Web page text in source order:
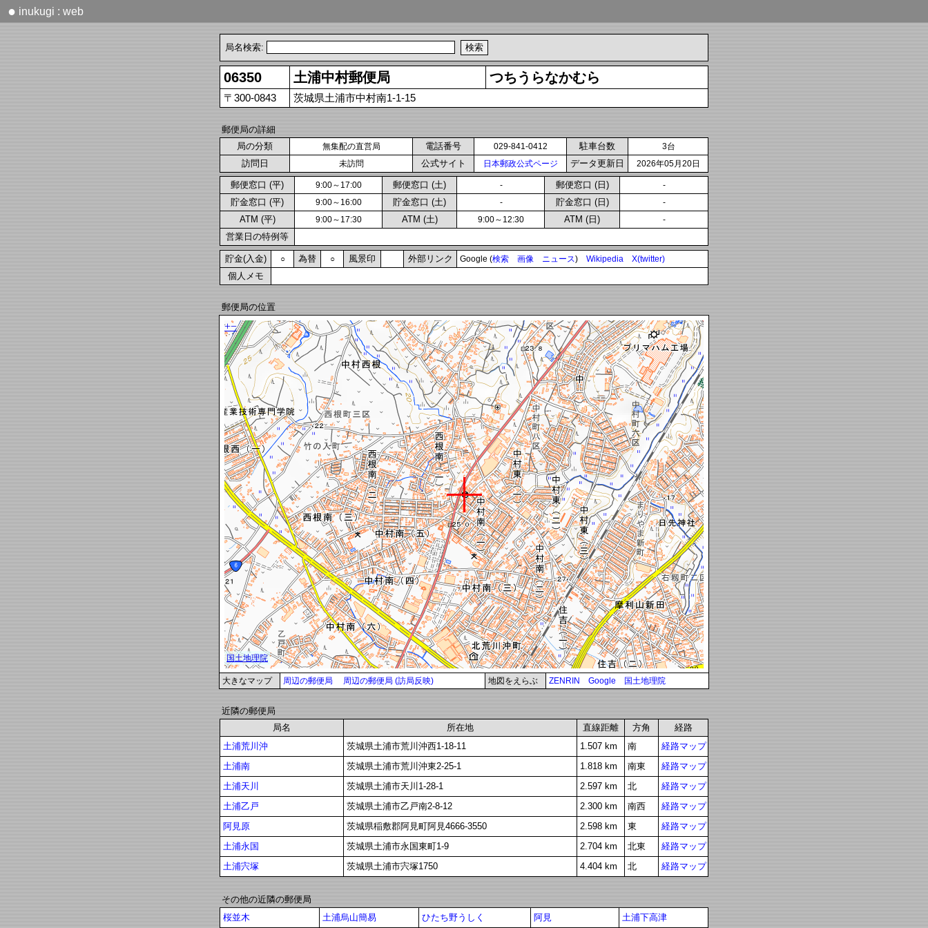
● inukugi : web
局名検索:
06350 土浦中村郵便局 つちうらなかむら
〒300-0843 茨城県土浦市中村南1-1-15
郵便局の詳細
局の分類
無集配の直営局 電話番号 029-841-0412 駐車台数 3台
訪問日 未訪問 公式サイト 日本郵政公式ページ データ更新日 2026年05月20日
郵便窓口 (平) 9:00～17:00 郵便窓口 (土) - 郵便窓口 (日) -
貯金窓口 (平) 9:00～16:00 貯金窓口 (土) - 貯金窓口 (日) -
ATM (平) 9:00～17:30 ATM (土) 9:00～12:30 ATM (日) -
営業日の特例等
貯金(入金) ○ 為替 ○ 風景印 外部リンク Google (検索 画像 ニュース) Wikipedia X(twitter)
個人メモ
郵便局の位置
大きなマップ 周辺の郵便局 周辺の郵便局 (訪局反映) 地図をえらぶ ZENRIN Google 国土地理院
近隣の郵便局
局名
所在地 直線距離 方角
経路
土浦荒川沖
茨城県土浦市荒川沖西1-18-11 1.507 km 南
経路マップ
土浦南
茨城県土浦市荒川沖東2-25-1 1.818 km 南東
経路マップ
土浦天川
茨城県土浦市天川1-28-1 2.597 km 北
経路マップ
土浦乙戸
茨城県土浦市乙戸南2-8-12 2.300 km 南西
経路マップ
阿見原
茨城県稲敷郡阿見町阿見4666-3550 2.598 km 東
経路マップ
土浦永国
茨城県土浦市永国東町1-9 2.704 km 北東
経路マップ
土浦宍塚
茨城県土浦市宍塚1750 4.404 km 北 経路マップ
その他の近隣の郵便局
桜並木
土浦烏山簡易 ひたち野うしく 阿見 土浦下高津